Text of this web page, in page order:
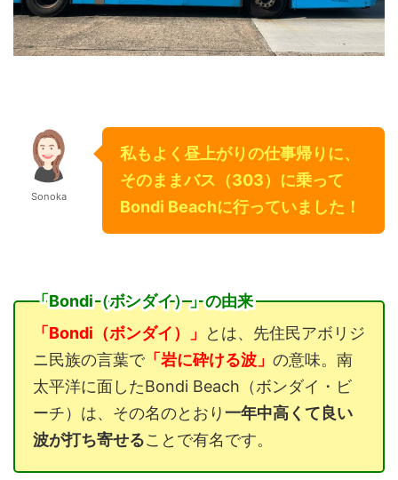
Sonoka
私もよく昼上がりの仕事帰りに、
そのままバス（303）に乗って
Bondi Beachに行っていました！
「Bondi（ボンダイ）」の由来
「Bondi（ボンダイ）」
とは、先住民アボリジ
ニ民族の言葉で「岩に砕ける波」 の意味。南
太平洋に面したBondi Beach（ボンダイ・ビ
ーチ）は、その名のとおり一年中高くて良い
波が打ち寄せることで有名です。